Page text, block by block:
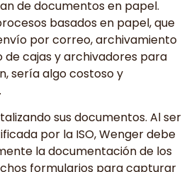
de documentos en papel.
basados en papel, que
por correo, archivamiento
de cajas y archivadores para
sería algo costoso y
sus documentos. Al ser
por la ISO, Wenger debe
la documentación de los
formularios para capturar